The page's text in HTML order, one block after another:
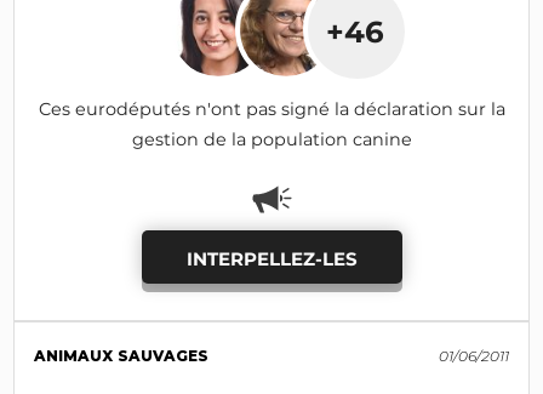
+46
Ces eurodéputés n'ont pas signé la déclaration sur la
gestion de la population canine
INTERPELLEZ-LES
ANIMAUX SAUVAGES 01/06/2011